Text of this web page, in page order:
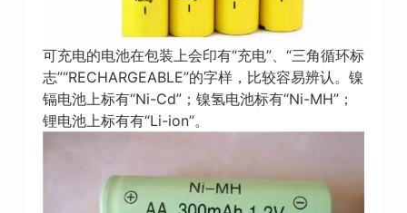
可充电的电池在包装上会印有“充电”、“三角循环标
志”“RECHARGEABLE”的字样，比较容易辨认。镍
镉电池上标有“Ni-Cd”；镍氢电池标有“Ni-MH”；
锂电池上标有有“Li-ion”。